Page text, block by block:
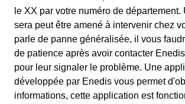
le XX par votre numéro de département.
sera peut être amené à intervenir chez
parle de panne généralisée, il vous
de patience après avoir contacter
pour leur signaler le problème. Une
développée par Enedis vous permet
informations, cette application est